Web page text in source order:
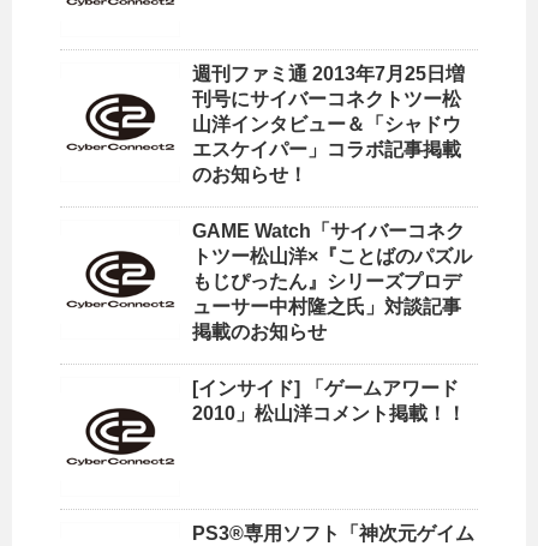
週刊ファミ通 2013年7月25日増
刊号にサイバーコネクトツー松
山洋インタビュー＆「シャドウ
エスケイパー」コラボ記事掲載
のお知らせ！
GAME Watch「サイバーコネク
トツー松山洋×『ことばのパズル
もじぴったん』シリーズプロデ
ューサー中村隆之氏」対談記事
掲載のお知らせ
[インサイド] 「ゲームアワード
2010」松山洋コメント掲載！！
PS3®専用ソフト「神次元ゲイム